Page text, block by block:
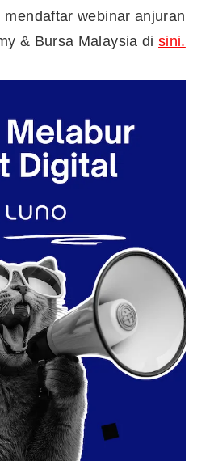
webinar anjuran
& Bursa Malaysia disini.